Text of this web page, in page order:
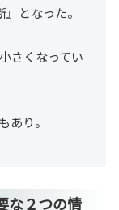
となった。
さくなってい
あり。
な２つの情